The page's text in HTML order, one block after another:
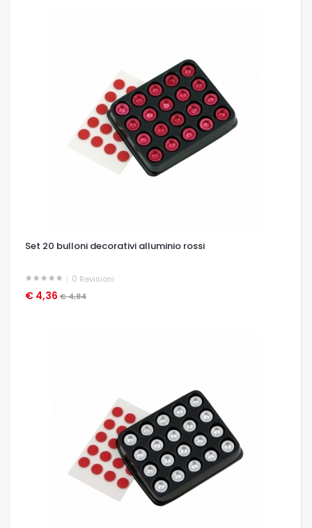
Set 20 bulloni decorativi alluminio rossi
0 Revisioni
€ 4,36 € 4,84
OCCHIATA VELOCE